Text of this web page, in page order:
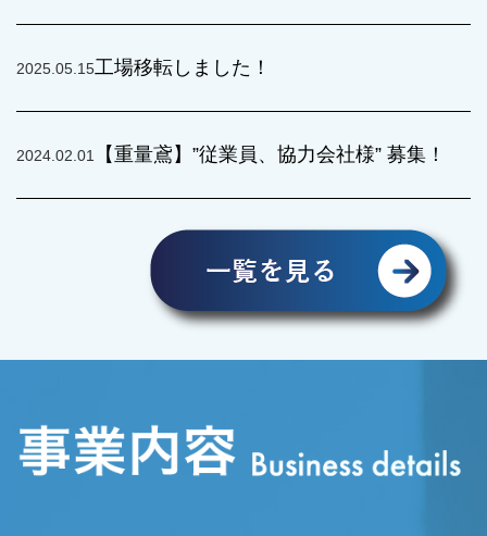
2025.05.15工場移転しました！
2024.02.01 【重量鳶】”従業員、協力会社様” 募集！